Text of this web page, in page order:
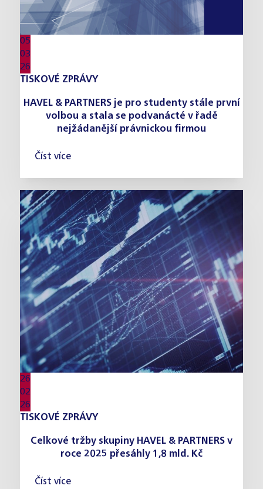
05
03
26
TISKOVÉ ZPRÁVY
HAVEL & PARTNERS je pro studenty stále první
volbou a stala se podvanácté v řadě
nejžádanější právnickou firmou
Číst více
26
02
26
TISKOVÉ ZPRÁVY
Celkové tržby skupiny HAVEL & PARTNERS v
roce 2025 přesáhly 1,8 mld. Kč
Číst více